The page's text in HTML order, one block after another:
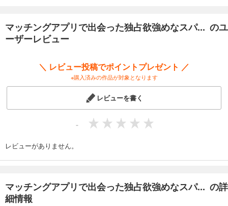
マッチングアプリで出会った独占欲強めなスパ... のユ
ーザーレビュー
＼ レビュー投稿でポイントプレゼント ／
※購入済みの作品が対象となります
レビューを書く
-
レビューがありません。
マッチングアプリで出会った独占欲強めなスパ... の詳
細情報